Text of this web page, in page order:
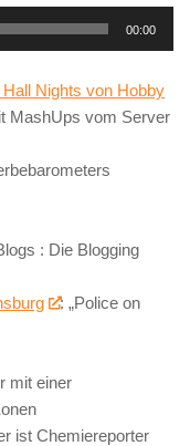
00:00
Nights von Hobby
MashUps vom Server
: Die Blogging
: „Police on
mit einer
ist Chemiereporter